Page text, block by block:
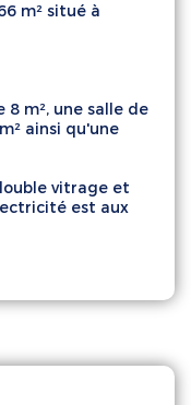
m² situé à
8 m², une salle de
ainsi qu'une
vitrage et
est aux